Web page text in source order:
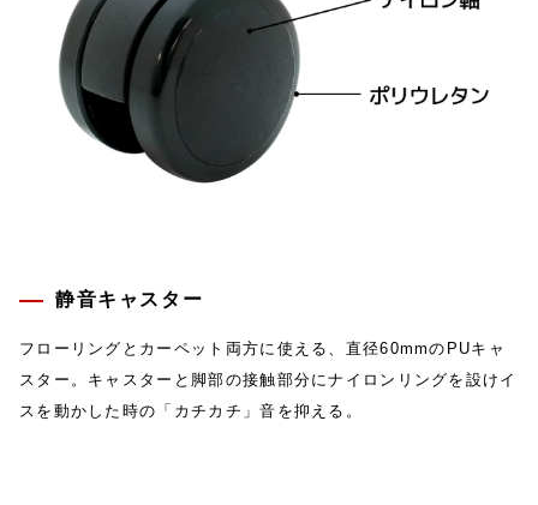
静音キャスター
フローリングとカーペット両方に使える、直径60mmのPUキャ
スター。キャスターと脚部の接触部分にナイロンリングを設けイ
スを動かした時の「カチカチ」音を抑える。